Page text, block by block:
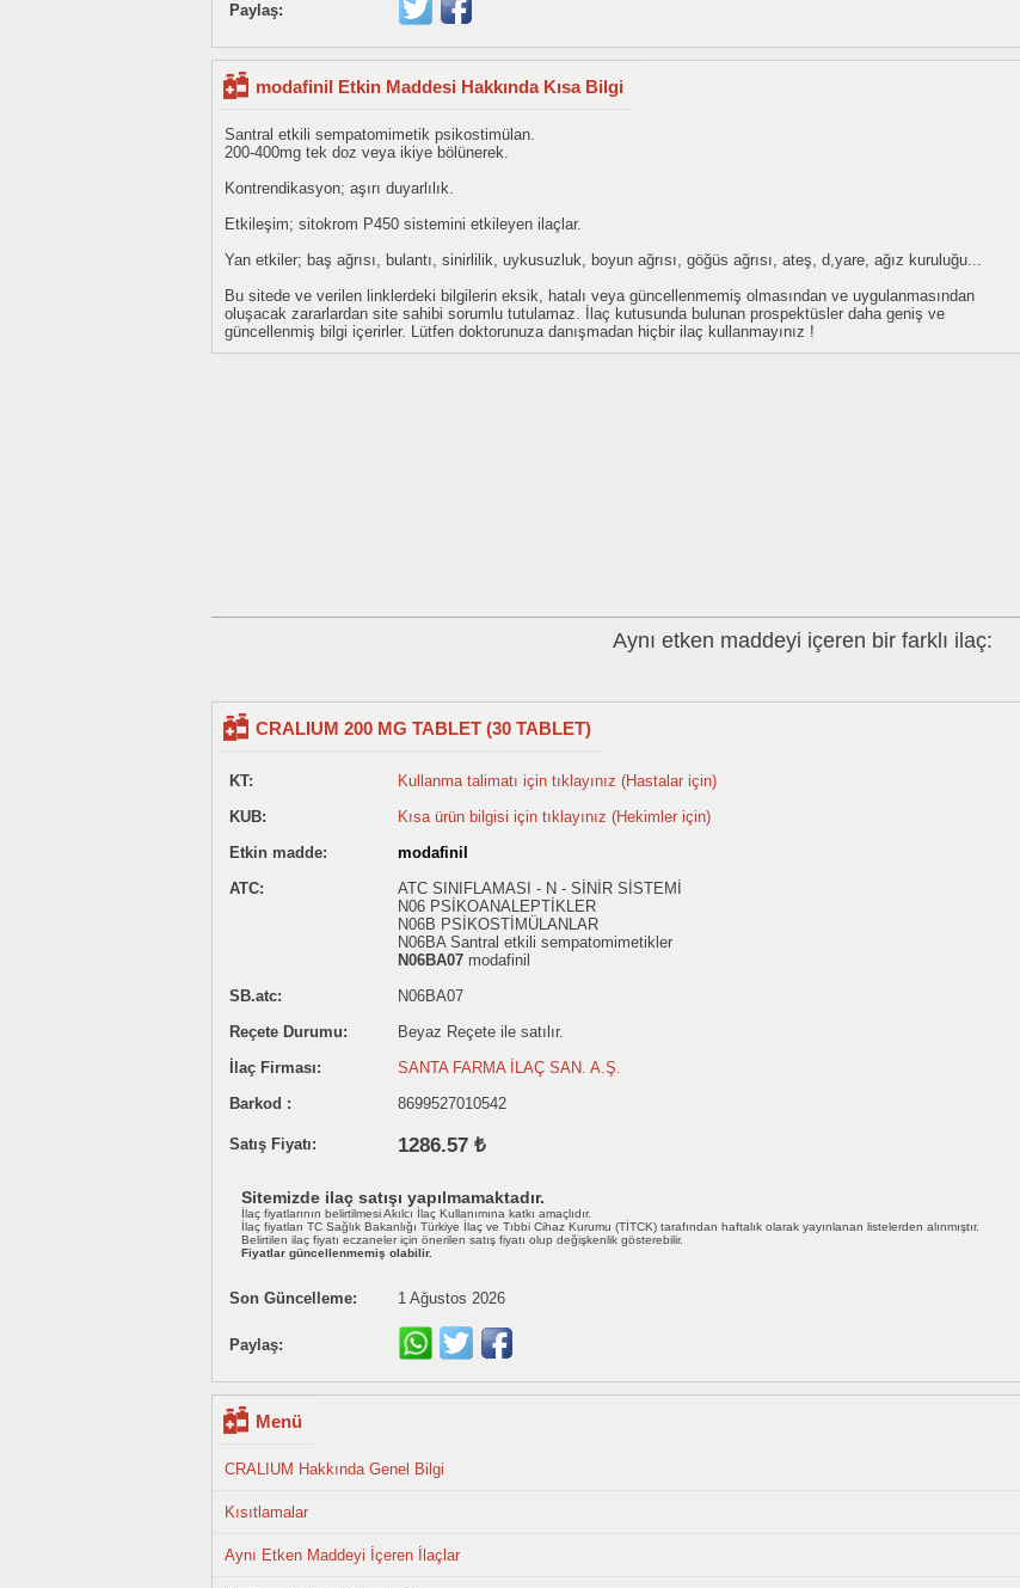
Paylaş:
modafinil Etkin Maddesi Hakkında Kısa Bilgi
Santral etkili sempatomimetik psikostimülan.
200-400mg tek doz veya ikiye bölünerek.
Kontrendikasyon; aşırı duyarlılık.
Etkileşim; sitokrom P450 sistemini etkileyen ilaçlar.
Yan etkiler; baş ağrısı, bulantı, sinirlilik, uykusuzluk, boyun ağrısı, göğüs ağrısı, ateş, d,yare, ağız kuruluğu...
Bu sitede ve verilen linklerdeki bilgilerin eksik, hatalı veya güncellenmemiş olmasından ve uygulanmasından
oluşacak zararlardan site sahibi sorumlu tutulamaz. İlaç kutusunda bulunan prospektüsler daha geniş ve
güncellenmiş bilgi içerirler. Lütfen doktorunuza danışmadan hiçbir ilaç kullanmayınız !
Aynı etken maddeyi içeren bir farklı ilaç:
CRALIUM 200 MG TABLET (30 TABLET)
KT:
Kullanma talimatı için tıklayınız (Hastalar için)
KUB:
Kısa ürün bilgisi için tıklayınız (Hekimler için)
Etkin madde:
modafinil
ATC:
ATC SINIFLAMASI - N - SİNİR SİSTEMİ
N06 PSİKOANALEPTİKLER
N06B PSİKOSTİMÜLANLAR
N06BA Santral etkili sempatomimetikler
N06BA07 modafinil
SB.atc:
N06BA07
Reçete Durumu:
Beyaz Reçete ile satılır.
İlaç Firması:
SANTA FARMA İLAÇ SAN. A.Ş.
Barkod :
8699527010542
Satış Fiyatı: 1286.57 ₺
Sitemizde ilaç satışı yapılmamaktadır.
İlaç fiyatlarının belirtilmesi Akılcı İlaç Kullanımına katkı amaçlıdır.
İlaç fiyatları TC Sağlık Bakanlığı Türkiye İlaç ve Tıbbi Cihaz Kurumu (TİTCK) tarafından haftalık olarak yayınlanan listelerden alınmıştır.
Belirtilen ilaç fiyatı eczaneler için önerilen satış fiyatı olup değişkenlik gösterebilir.
Fiyatlar güncellenmemiş olabilir.
Son Güncelleme: 1 Ağustos 2026
Paylaş:
Menü
CRALIUM Hakkında Genel Bilgi
Kısıtlamalar
Aynı Etken Maddeyi İçeren İlaçlar